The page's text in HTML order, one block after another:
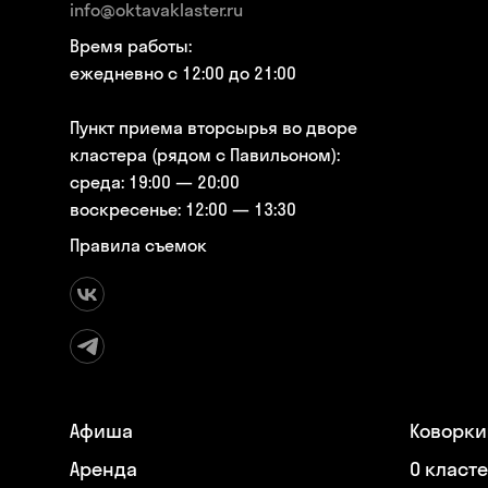
info@oktavaklaster.ru
Время работы:
ежедневно с 12:00 до 21:00
Пункт приема вторсырья во дворе
кластера (рядом с Павильоном):
среда: 19:00 — 20:00
воскресенье: 12:00 — 13:30
Правила съемок
Афиша
Аренда
О